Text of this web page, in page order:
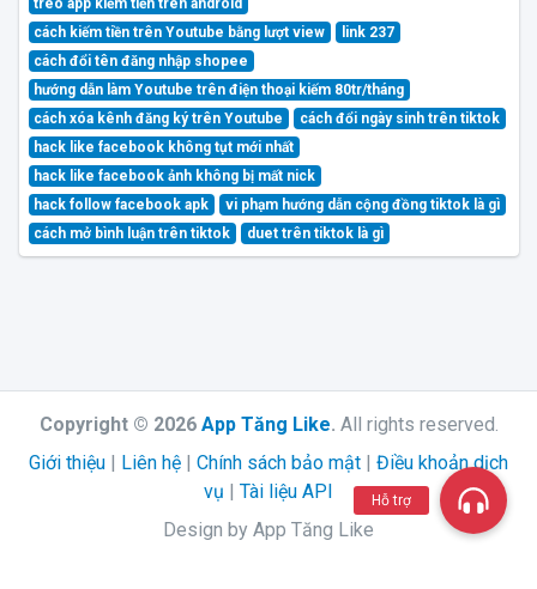
treo app kiếm tiền trên android
cách kiếm tiền trên Youtube bằng lượt view
link 237
cách đổi tên đăng nhập shopee
hướng dẫn làm Youtube trên điện thoại kiếm 80tr/tháng
cách xóa kênh đăng ký trên Youtube
cách đổi ngày sinh trên tiktok
hack like facebook không tụt mới nhất
hack like facebook ảnh không bị mất nick
hack follow facebook apk
vi phạm hướng dẫn cộng đồng tiktok là gì
cách mở bình luận trên tiktok
duet trên tiktok là gì
Copyright © 2026 App Tăng Like. All rights reserved.
Giới thiệu | Liên hệ | Chính sách bảo mật | Điều khoản dịch
vụ | Tài liệu API
Design by App Tăng Like
Hỗ trợ